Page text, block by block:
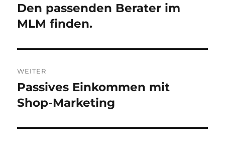
Vorheriger
Beitrag:
Den passenden Berater im
MLM finden.
WEITER
Nächster
Beitrag:
Passives Einkommen mit
Shop-Marketing